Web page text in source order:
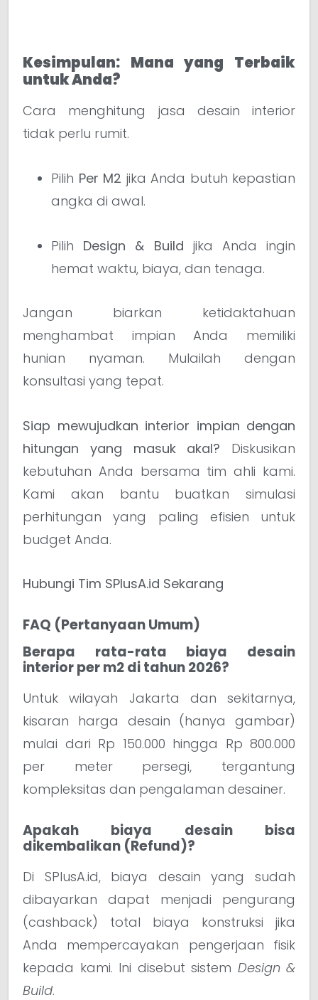
Kesimpulan: Mana yang Terbaik
untuk Anda?
Cara menghitung jasa desain interior
tidak perlu rumit.
Pilih Per M2 jika Anda butuh kepastian
angka di awal.
Pilih Design & Build jika Anda ingin
hemat waktu, biaya, dan tenaga.
Jangan biarkan ketidaktahuan
menghambat impian Anda memiliki
hunian nyaman. Mulailah dengan
konsultasi yang tepat.
Siap mewujudkan interior impian dengan
hitungan yang masuk akal? Diskusikan
kebutuhan Anda bersama tim ahli kami.
Kami akan bantu buatkan simulasi
perhitungan yang paling efisien untuk
budget Anda.
Hubungi Tim SPlusA.id Sekarang
FAQ (Pertanyaan Umum)
Berapa rata-rata biaya desain
interior per m2 di tahun 2026?
Untuk wilayah Jakarta dan sekitarnya,
kisaran harga desain (hanya gambar)
mulai dari Rp 150.000 hingga Rp 800.000
per meter persegi, tergantung
kompleksitas dan pengalaman desainer.
Apakah biaya desain bisa
dikembalikan (Refund)?
Di SPlusA.id, biaya desain yang sudah
dibayarkan dapat menjadi pengurang
(cashback) total biaya konstruksi jika
Anda mempercayakan pengerjaan fisik
kepada kami. Ini disebut sistem Design &
Build.